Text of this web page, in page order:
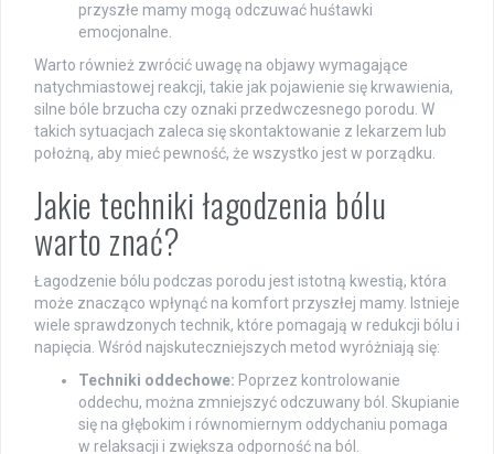
przyszłe mamy mogą odczuwać huśtawki
emocjonalne.
Warto również zwrócić uwagę na objawy wymagające
natychmiastowej reakcji, takie jak pojawienie się krwawienia,
silne bóle brzucha czy oznaki przedwczesnego porodu. W
takich sytuacjach zaleca się skontaktowanie z lekarzem lub
położną, aby mieć pewność, że wszystko jest w porządku.
Jakie techniki łagodzenia bólu
warto znać?
Łagodzenie bólu podczas porodu jest istotną kwestią, która
może znacząco wpłynąć na komfort przyszłej mamy. Istnieje
wiele sprawdzonych technik, które pomagają w redukcji bólu i
napięcia. Wśród najskuteczniejszych metod wyróżniają się:
Techniki oddechowe: Poprzez kontrolowanie
oddechu, można zmniejszyć odczuwany ból. Skupianie
się na głębokim i równomiernym oddychaniu pomaga
w relaksacji i zwiększa odporność na ból.